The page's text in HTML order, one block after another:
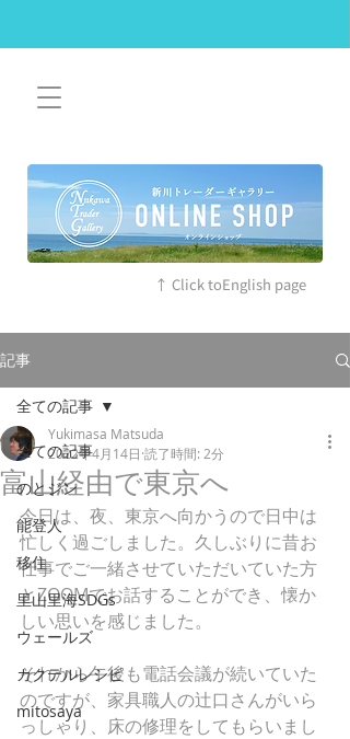
↑ Click toEnglish page
記事
全ての記事
のとジン
能登人
移住
里山里海SDGs
ウェールズ
カクテルレシピ
mitosaya
全ての記事
富山経由で東京へ
Yukimasa Matsuda
2022年4月14日 読了時間: 2分
今日は、夜、東京へ向かうので日中は
忙しく過ごしました。久しぶりに昔お
仕事でご一緒させていただいていた方
とZOOMでお話することができ、懐か
しい思いを感じました。
それから午後も電話会議が続いていた
のですが、家具職人の辻口さんがいら
っしゃり、床の修理をしてもらいまし